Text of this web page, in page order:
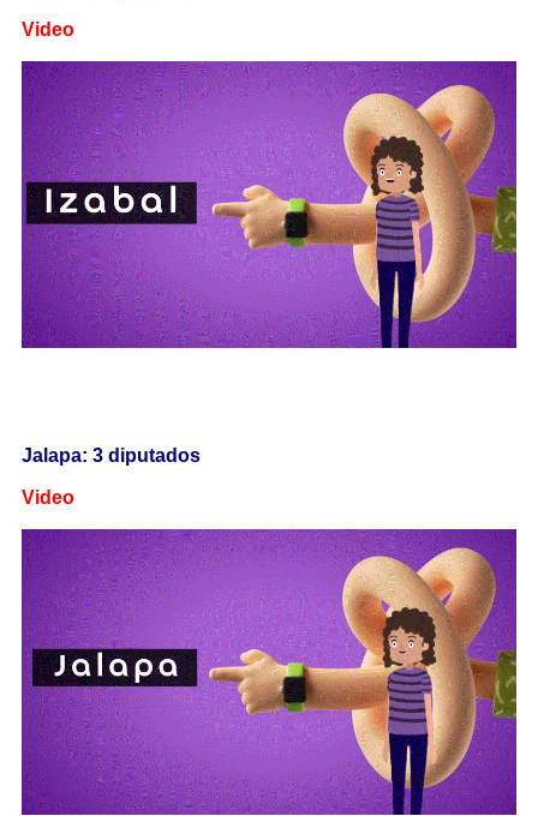
Video
Jalapa: 3 diputados
Video